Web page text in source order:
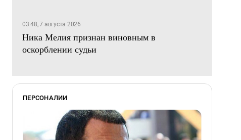
03:48, 7 августа 2026
Ника Мелия признан виновным в
оскорблении судьи
ПЕРСОНАЛИИ